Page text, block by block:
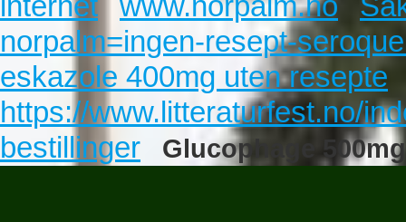
norpalm=ingen-resept-
eskazole 400mg uten resepte
https://www.litteraturfest.no/
bestillinger
Glucophage